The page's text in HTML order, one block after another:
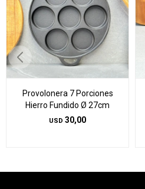
Provolonera 7 Porciones
Hierro Fundido Ø 27cm
USD 30,00